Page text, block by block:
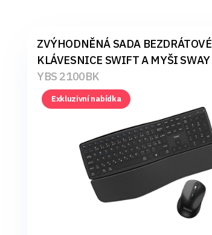
ZVÝHODNĚNÁ SADA BEZDRÁTOVÉ
KLÁVESNICE SWIFT A MYŠI SWAY
YBS 2100BK
Exkluzivní nabídka